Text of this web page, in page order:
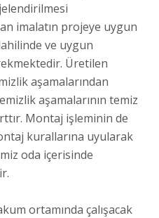
imalatın projeye uygun
ve uygun
Üretilen
aşamalarından
aşamalarının temiz
Montaj işleminin de
kurallarına uyularak
oda içerisinde
ortamında çalışacak